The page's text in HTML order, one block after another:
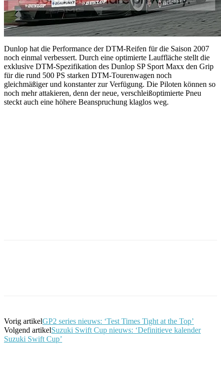
Dunlop hat die Performance der DTM-Reifen für die Saison 2007
noch einmal verbessert. Durch eine optimierte Lauffläche stellt die
exklusive DTM-Spezifikation des Dunlop SP Sport Maxx den Grip
für die rund 500 PS starken DTM-Tourenwagen noch
gleichmäßiger und konstanter zur Verfügung. Die Piloten können so
noch mehr attakieren, denn der neue, verschleißoptimierte Pneu
steckt auch eine höhere Beanspruchung klaglos weg.
Vorig artikelGP2 series nieuws: ‘Test Times Tight at the Top’
Volgend artikelSuzuki Swift Cup nieuws: ‘Definitieve kalender
Suzuki Swift Cup’